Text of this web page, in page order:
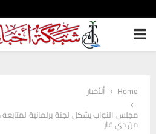
PRIMARY
Home
ألأخبار
مجلس النواب يشكل لجنة برلمانية لمتابعة
من ذي قار